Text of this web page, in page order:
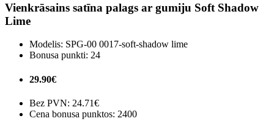
Vienkrāsains satīna palags ar gumiju Soft Shadow
Lime
Modelis: SPG-00 0017-soft-shadow lime
Bonusa punkti: 24
29.90€
Bez PVN: 24.71€
Cena bonusa punktos: 2400